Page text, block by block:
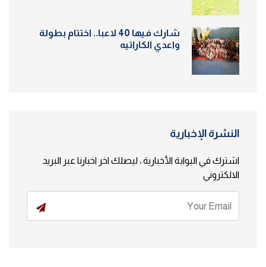
شارك فيها 40 لاعبا.. اختتام بطولة
واعدي الكاراتيه
النشرة الإخبارية
اشترك في البوابة الأخبارية ، ليصلك اخر اخبارنا عبر البريد
الالكتروني